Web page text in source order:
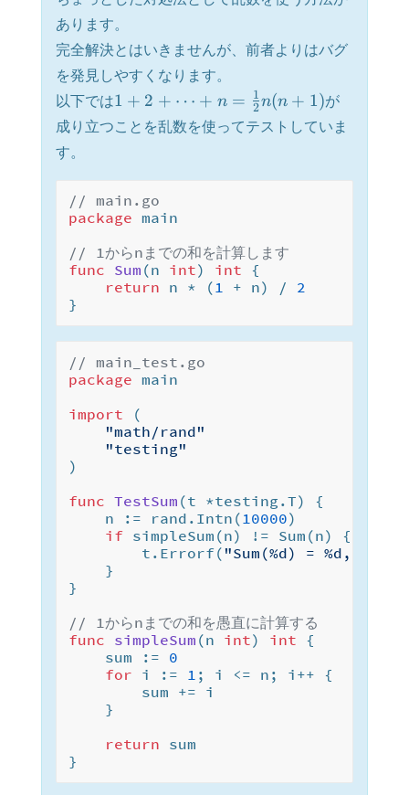
あります。
完全解決とはいきませんが、前者よりはバグ
を発見しやすくなります。
以下では1 + 2 + ⋯ + n = 2
1n(n + 1)が
成り立つことを乱数を使ってテストしていま
す。
// main.go
package main
// 1からnまでの和を計算します
func Sum (n int) int {
return n * (1 + n) / 2
// main_test.go
package main
import (
"math/rand"
"testing"
)
func TestSum (t *testing.T)
{
	n := rand.Intn(
10000)
if simpleSum(n) != Sum(n) {
		t.Errorf(
"Sum(%d) = %d, want
}
// 1からnまでの和を愚直に計算する
func simpleSum (n int) int {
	sum :=
0
for i := 1 ; i <= n; i++ {
return sum